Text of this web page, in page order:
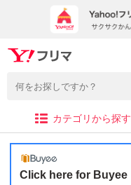
カテゴリから探す
Click here for Buyee